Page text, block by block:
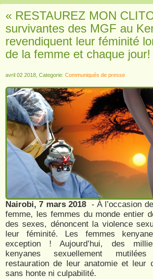
« RESTAUREZ MON
survivantes des MGF au
revendiquent leur féminité
de la femme et chaque jour!
avril 02 2018, Categorie: Communiqués de presse
Nairobi, 7 mars 2018 - À l’occasion
femme, les femmes du monde entier
des sexes, dénoncent la violence
leur féminité. Les femmes
exception ! Aujourd’hui, des
kenyanes sexuellement
restauration de leur anatomie et leur
sans honte ni culpabilité.